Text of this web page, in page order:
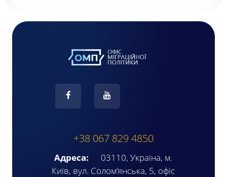
+38 067 829 4850
Адреса:
03110, Україна, м.
Київ, вул. Солом’янська, 5, офіс